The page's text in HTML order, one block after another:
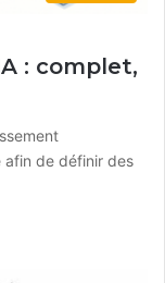
: complet,
afin de définir des